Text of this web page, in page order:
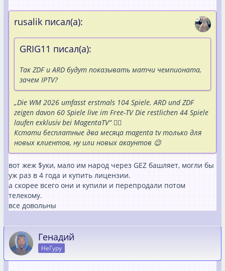
rusalik писал(а):
GRIG11 писал(а):
Так ZDF и ARD будут показывать матчи чемпионата,
зачем IPTV?
„Die WM 2026 umfasst erstmals 104 Spiele. ARD und ZDF
zeigen davon 60 Spiele live im Free-TV Die restlichen 44 Spiele
laufen exklusiv bei MagentaTV“ ☝🏻
Кстати бесплатные два месяца magenta tv только для
новых клиентов, ну или новых акаунтов 😉
вот жеж $уки, мало им народ через GEZ башляет, могли бы
уж раз в 4 года и купить лицензии.
а скорее всего они и купили и перепродали потом
телекому.
все довольны
Генадий
НеГуру